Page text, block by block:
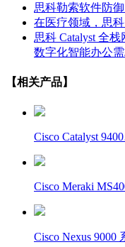
思科勒索软件防
在医疗领域，思
思科 Catalyst 全
数字化智能办公
【相关产品】
Cisco Catalyst
Cisco Meraki
Cisco Nexus 9000